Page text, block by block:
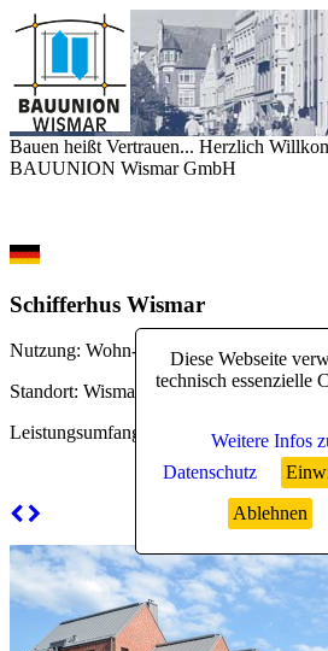
Diese Webseite
technisch essenzielle
Weitere Infos
Datenschutz
Ablehnen
Bauen heißt Vertrauen... Herzlich
BAUUNION Wismar GmbH
Schifferhus Wismar
Nutzung: Wohn- und Geschäftshaus
Standort: Wismar
Leistungsumfang
: auf Anfrage